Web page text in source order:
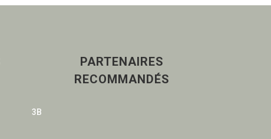
PARTENAIRES
RECOMMANDÉS
3B